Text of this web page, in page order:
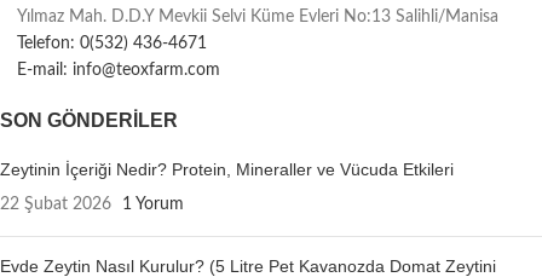
Yılmaz Mah. D.D.Y Mevkii Selvi Küme Evleri No:13 Salihli/Manisa
Telefon: 0(532) 436-4671
E-mail: info@teoxfarm.com
SON GÖNDERILER
Zeytinin İçeriği Nedir? Protein, Mineraller ve Vücuda Etkileri
22 Şubat 2026 1 Yorum
Evde Zeytin Nasıl Kurulur? (5 Litre Pet Kavanozda Domat Zeytini